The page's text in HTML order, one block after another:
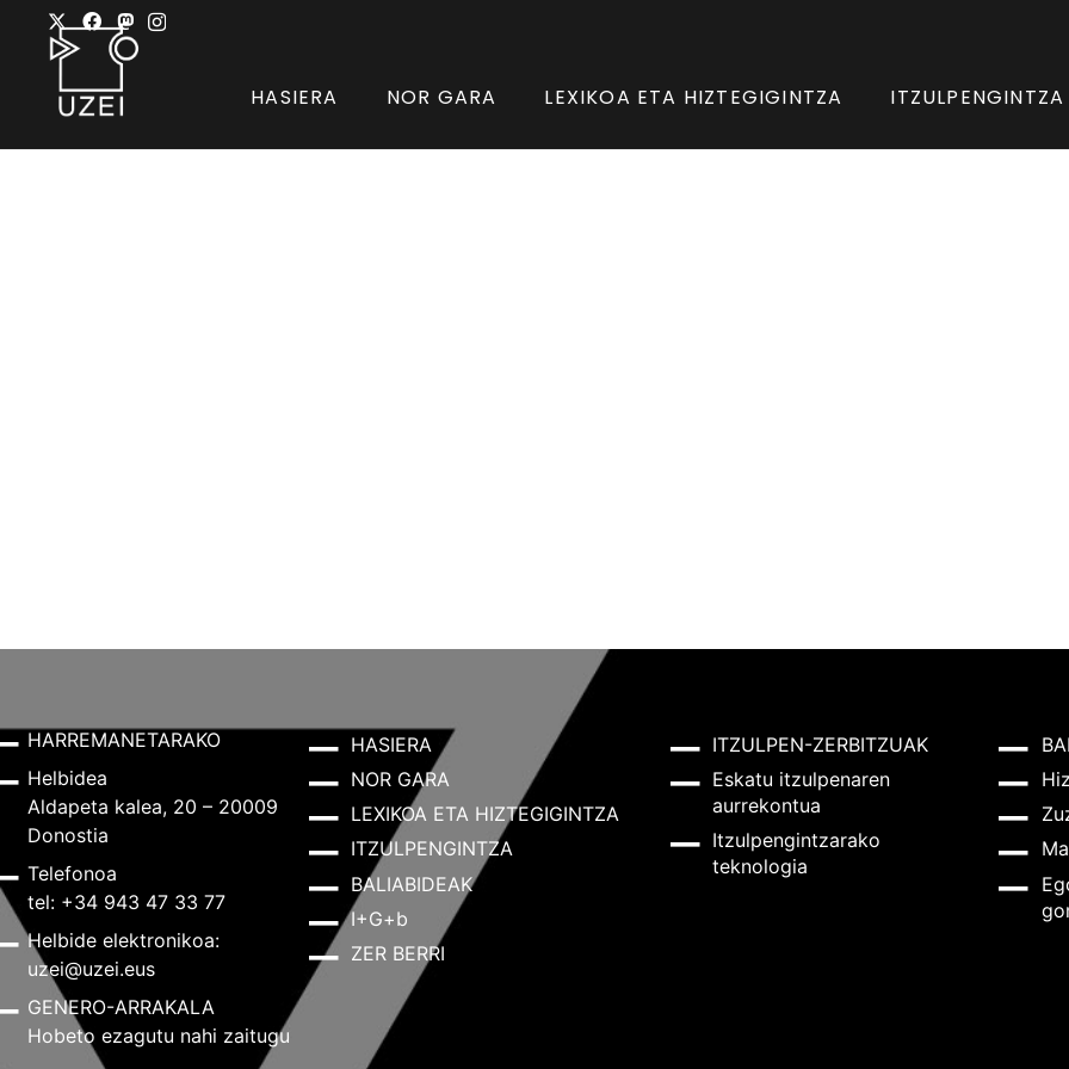
HASIERA NOR GARA LEXIKOA ETA HIZTEGIGINTZA ITZULPENGINTZA
HARREMANETARAKO
Helbidea
Aldapeta kalea, 20 – 20009
Donostia
Telefonoa
tel: +34 943 47 33 77
Helbide elektronikoa:
uzei@uzei.eus
GENERO-ARRAKALA
Hobeto ezagutu nahi zaitugu
HASIERA
NOR GARA
LEXIKOA ETA HIZTEGIGINTZA
ITZULPENGINTZA
BALIABIDEAK
I+G+b
ZER BERRI
ITZULPEN-ZERBITZUAK
Eskatu itzulpenaren
aurrekontua
Itzulpengintzarako
teknologia